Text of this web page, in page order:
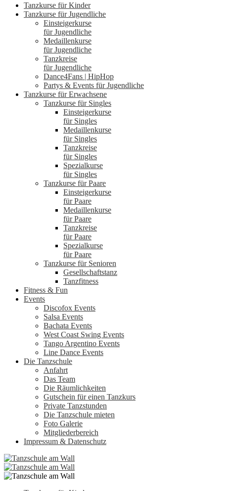
Tanzkurse für Kinder
Tanzkurse für Jugendliche
Einsteigerkurse
für Jugendliche
Medaillenkurse
für Jugendliche
Tanzkreise
für Jugendliche
Dance4Fans | HipHop
Partys & Events für Jugendliche
Tanzkurse für Erwachsene
Tanzkurse für Singles
Einsteigerkurse
für Singles
Medaillenkurse
für Singles
Tanzkreise
für Singles
Spezialkurse
für Singles
Tanzkurse für Paare
Einsteigerkurse
für Paare
Medaillenkurse
für Paare
Tanzkreise
für Paare
Spezialkurse
für Paare
Tanzkurse für Senioren
Gesellschaftstanz
Tanzfitness
Fitness & Fun
Events
Discofox Events
Salsa Events
Bachata Events
West Coast Swing Events
Tango Argentino Events
Line Dance Events
Die Tanzschule
Anfahrt
Das Team
Die Räumlichkeiten
Gutschein für einen Tanzkurs
Private Tanzstunden
Die Tanzschule mieten
Foto Galerie
Mitgliederbereich
Impressum & Datenschutz